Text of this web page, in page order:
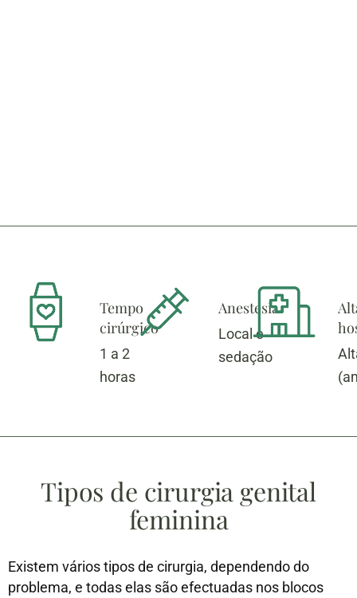
Tempo
cirúrgico
1 a 2
horas
Anestesia
Local e
sedação
Tipos de cirurgia genital
feminina
Existem vários tipos de cirurgia, dependendo do
problema, e todas elas são efectuadas nos blocos